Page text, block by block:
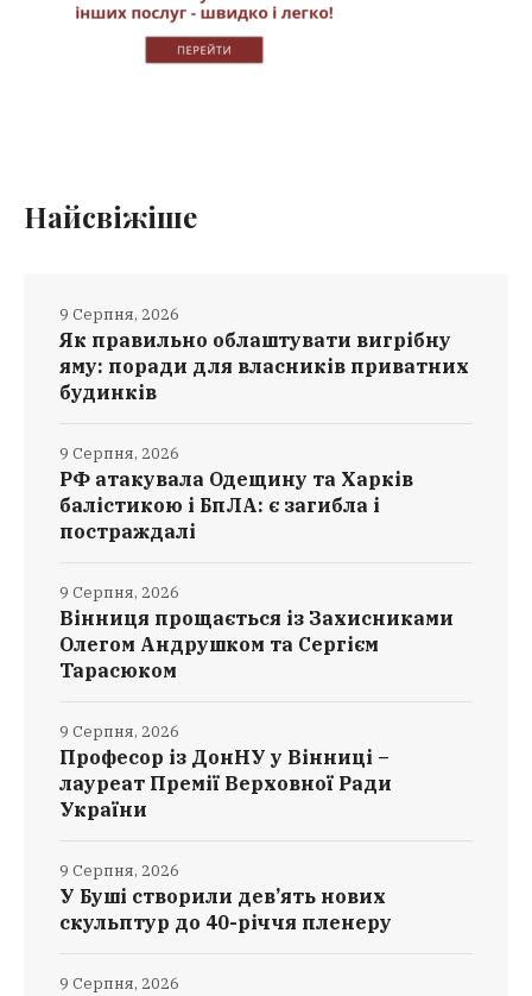
Найсвіжіше
Як правильно облаштувати вигрібну
яму: поради для власників приватних
будинків
9 Серпня, 2026
РФ атакувала Одещину та Харків
балістикою і БпЛА: є загибла і
постраждалі
9 Серпня, 2026
Вінниця прощається із Захисниками
Олегом Андрушком та Сергієм
Тарасюком
9 Серпня, 2026
Професор із ДонНУ у Вінниці –
лауреат Премії Верховної Ради
України
9 Серпня, 2026
У Буші створили дев’ять нових
скульптур до 40-річчя пленеру
9 Серпня, 2026
9 Серпня, 2026